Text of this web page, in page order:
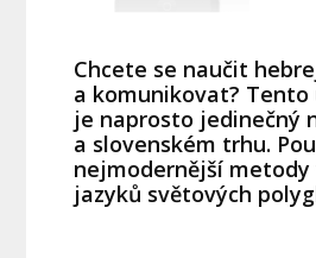
Chcete se naučit
a komunikovat?
je naprosto jedinečný
a slovenském trhu.
nejmodernější metody
jazyků světových